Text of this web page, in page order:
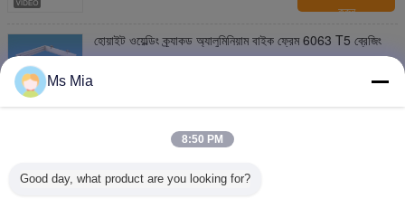
করুন
হোয়াইট ওয়েল্ডিং ক্র্যাকড অ্যালুমিনিয়াম বাইক ফ্রেম 6063 T5 ব্রেজিং
অ্যানোডাইজিং ক্র্যাকড ওয়েল্ডিং অ্যালুমিনিয়াম বাইক ফ্রেম 7005
Ms Mia
8:50 PM
Good day, what product are you looking for?